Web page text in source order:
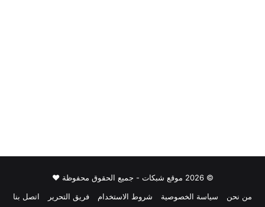
© 2026 موقع شبكات - جميع الحقوق محفوظة ♥
من نحن
سياسة الخصوصية شروط الاستخدام فريق التحرير اتصل بنا